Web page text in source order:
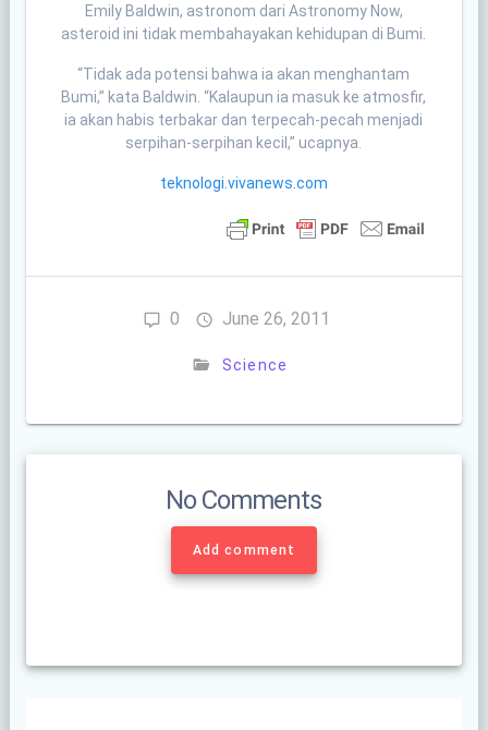
Emily Baldwin, astronom dari Astronomy Now,
asteroid ini tidak membahayakan kehidupan di Bumi.
“Tidak ada potensi bahwa ia akan menghantam
Bumi,” kata Baldwin. “Kalaupun ia masuk ke atmosfir,
ia akan habis terbakar dan terpecah-pecah menjadi
serpihan-serpihan kecil,” ucapnya.
teknologi.vivanews.com
0 June 26, 2011
Science
No Comments
Add comment